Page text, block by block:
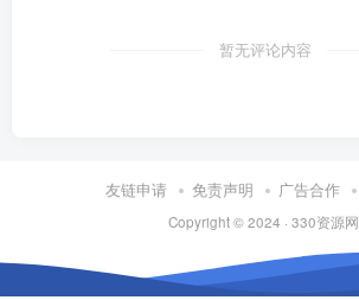
暂无评论内容
友链申请 免责声明 广告合作
Copyright © 2024 · 330资源网